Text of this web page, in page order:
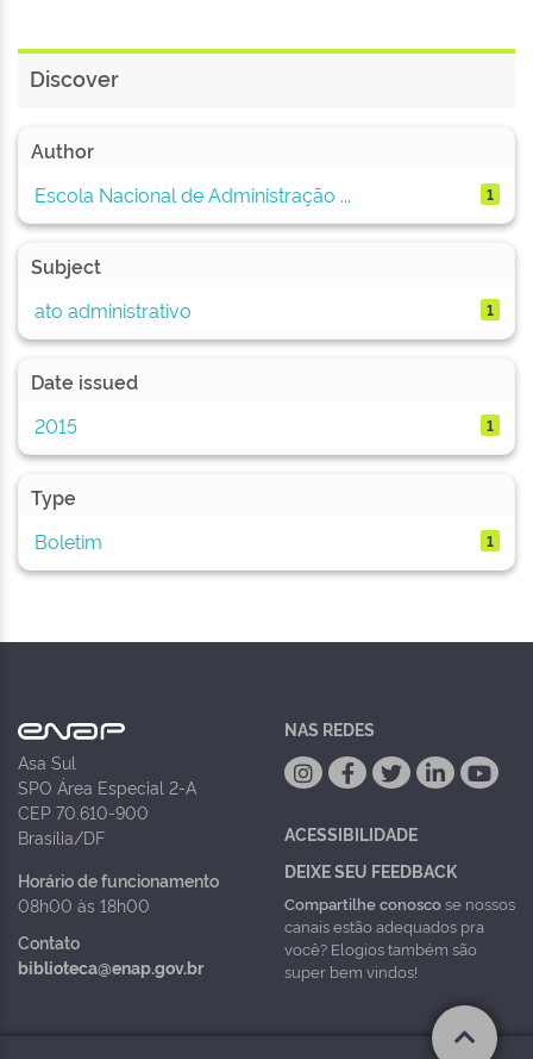
Discover
Author
Escola Nacional de Administração ...
1
Subject
ato administrativo
1
Date issued
2015
1
Type
Boletim
1
Asa Sul
SPO Área Especial 2-A
CEP 70.610-900
Brasília/DF
Horário de funcionamento
08h00 às 18h00
Contato
biblioteca@enap.gov.br
NAS REDES
ACESSIBILIDADE
DEIXE SEU FEEDBACK
Compartilhe conoscose nossos
canais estão adequados pra
você? Elogios também são
super bem vindos!